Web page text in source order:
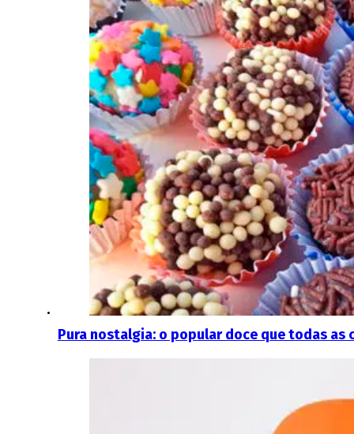
Pura nostalgia: o popular doce que todas